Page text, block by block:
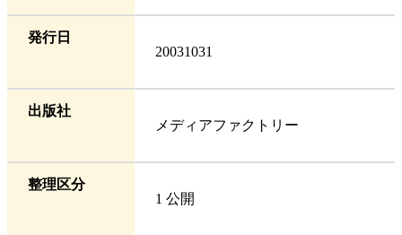
発行日
20031031
出版社
メディアファクトリー
整理区分
1 公開